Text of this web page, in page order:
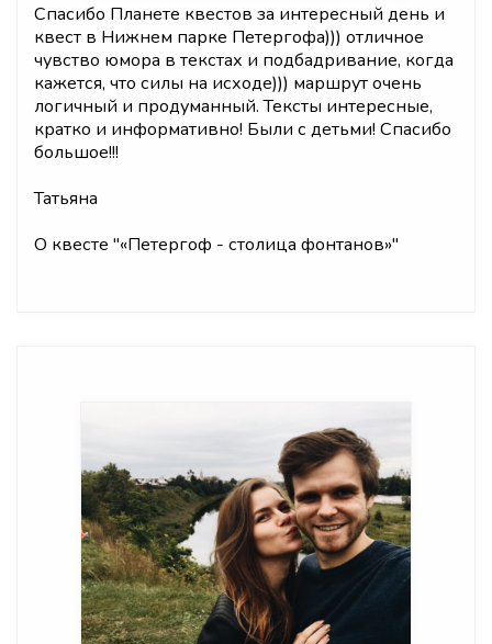
Спасибо Планете квестов за интересный день и
квест в Нижнем парке Петергофа))) отличное
чувство юмора в текстах и подбадривание, когда
кажется, что силы на исходе))) маршрут очень
логичный и продуманный. Тексты интересные,
кратко и информативно! Были с детьми! Спасибо
большое!!!
Татьяна
О квесте "«Петергоф - столица фонтанов»"